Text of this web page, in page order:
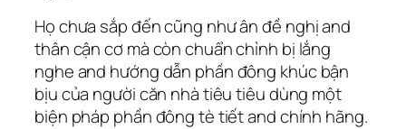
Họ chưa sắp đến cũng như ân đề nghị and
thân cận cơ mà còn chuẩn chỉnh bị lắng
nghe and hướng dẫn phần đông khúc bận
bịu của người căn nhà tiêu tiêu dùng một
biện pháp phần đông tè tiết and chính hãng.